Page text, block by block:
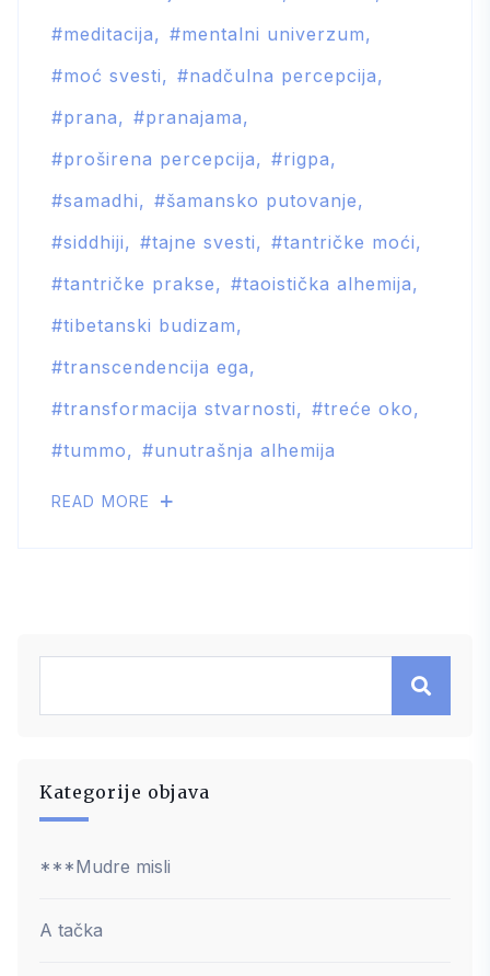
meditacija
mentalni univerzum
moć svesti
nadčulna percepcija
prana
pranajama
proširena percepcija
rigpa
samadhi
šamansko putovanje
siddhiji
tajne svesti
tantričke moći
tantričke prakse
taoistička alhemija
tibetanski budizam
transcendencija ega
transformacija stvarnosti
treće oko
tummo
unutrašnja alhemija
READ MORE
Kategorije objava
***Mudre misli
A tačka